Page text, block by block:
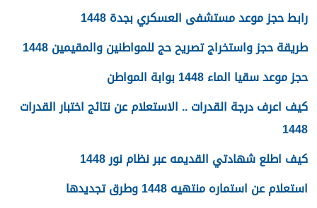
رابط حجز موعد مستشفى العسكري بجدة 1448
طريقة حجز واستخراج تصريح حج للمواطنين والمقيمين 1448
حجز موعد سقيا الماء 1448 بوابة المواطن
كيف اعرف درجة القدرات .. الاستعلام عن نتائج اختبار القدرات
1448
كيف اطلع شهادتي القديمه عبر نظام نور 1448
استعلام عن استماره منتهيه 1448 وطرق تجديدها